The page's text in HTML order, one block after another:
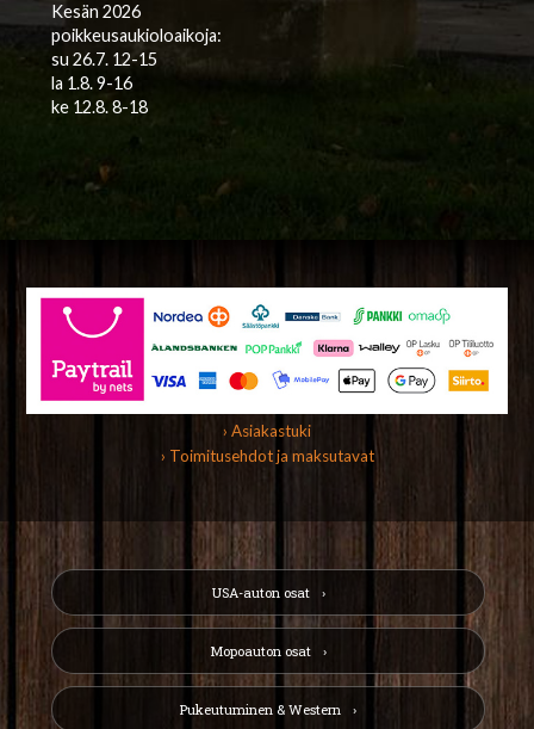
Kesän 2026
poikkeusaukioloaikoja:
su 26.7. 12-15
la 1.8. 9-16
ke 12.8. 8-18
› Asiakastuki
› Toimitusehdot ja maksutavat
USA-auton osat
Mopoauton osat
Pukeutuminen & Western